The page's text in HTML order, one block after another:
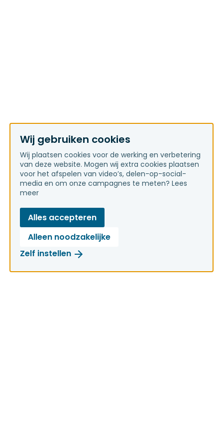
Wij gebruiken cookies
Wij plaatsen cookies voor de werking en verbetering
van deze website. Mogen wij extra cookies plaatsen
voor het afspelen van video’s, delen-op-social-
media en om onze campagnes te meten? Lees
meer
Alles accepteren
Alleen noodzakelijke
Zelf instellen